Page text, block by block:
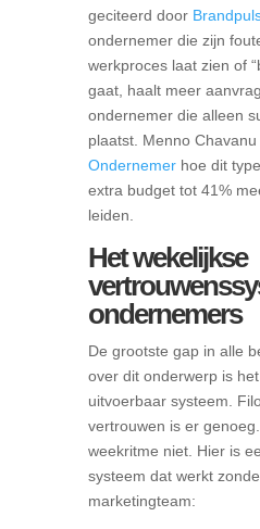
geciteerd door
ondernemer die zijn
werkproces laat zien of
gaat, haalt meer
ondernemer die alleen
plaatst. Menno
Ondernemerhoe dit
extra budget tot 41%
leiden.
Het wekelijkse
ondernemers
De grootste gap in alle
over dit onderwerp is
uitvoerbaar systeem.
vertrouwen is er
weekritme niet. Hier is
systeem dat werkt
marketingteam: